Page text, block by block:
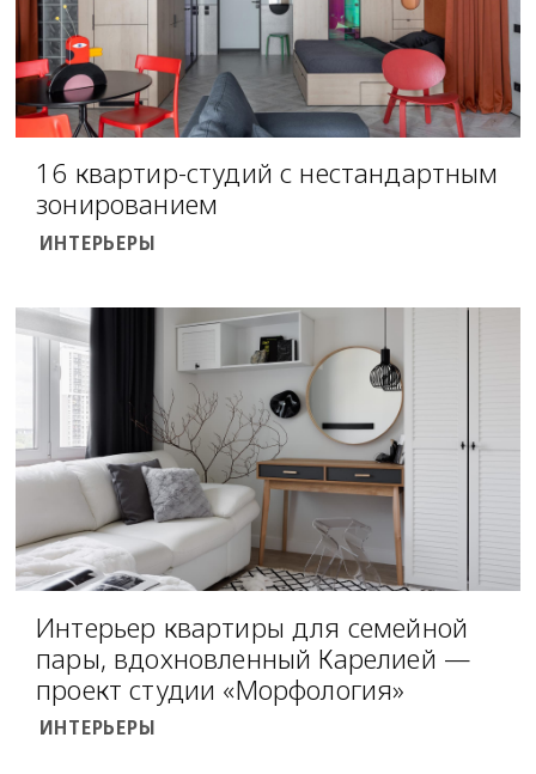
16 квартир-студий с нестандартным
зонированием
ИНТЕРЬЕРЫ
Интерьер квартиры для семейной
пары, вдохновленный Карелией —
проект студии «Морфология»
ИНТЕРЬЕРЫ